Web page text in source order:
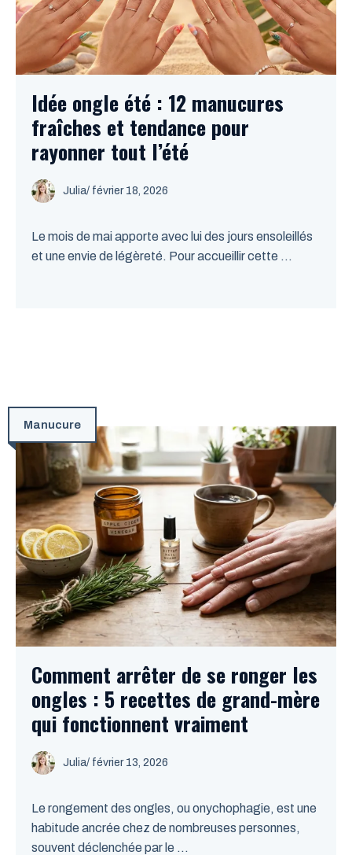
Idée ongle été : 12 manucures
fraîches et tendance pour
rayonner tout l’été
Julia/ février 18, 2026
Le mois de mai apporte avec lui des jours ensoleillés
et une envie de légèreté. Pour accueillir cette ...
Manucure
Comment arrêter de se ronger les
ongles : 5 recettes de grand-mère
qui fonctionnent vraiment
Julia/ février 13, 2026
Le rongement des ongles, ou onychophagie, est une
habitude ancrée chez de nombreuses personnes,
souvent déclenchée par le ...